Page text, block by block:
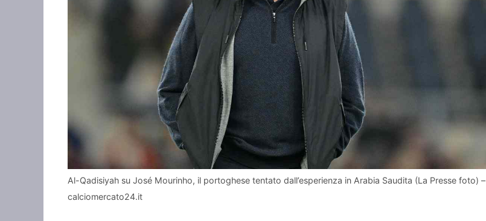
Al-Qadisiyah su José Mourinho, il portoghese tentato dall’esperienza in Arabia Saudita (La Presse foto) –
calciomercato24.it